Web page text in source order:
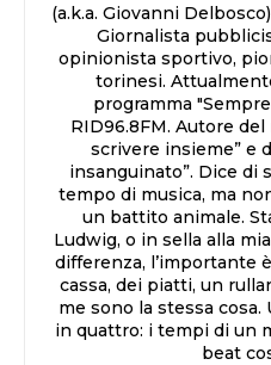
(a.k.a. Giovanni
Giornalista
opinionista sportivo,
torinesi.
programma
RID96.8FM. Autore
scrivere insieme” e
insanguinato”. Dice di
tempo di musica, ma
un battito animale.
Ludwig, o in sella alla
differenza, l’importante
cassa, dei piatti, un
me sono la stessa
in quattro: i tempi di un
beat